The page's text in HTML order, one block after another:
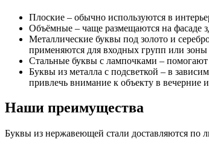
Плоские – обычно используются в
Объёмные – чаще размещаются на фасаде
Металлические буквы под золото и
применяются для входных групп или
Стальные буквы с лампочками – помогают
Буквы из металла с подсветкой – в
привлечь внимание к объекту в вечерние
Наши преимущества
Буквы из нержавеющей стали доставляются по